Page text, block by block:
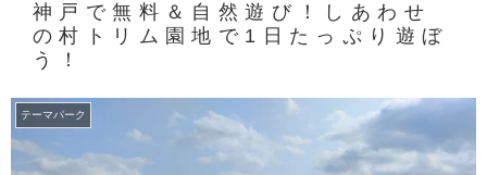
神戸で無料＆自然遊び！しあわせ
の村トリム園地で1日たっぷり遊ぼ
う！
テーマパーク